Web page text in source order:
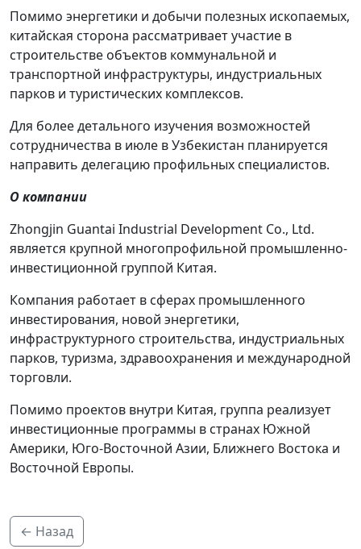
Помимо энергетики и добычи полезных ископаемых,
китайская сторона рассматривает участие в
строительстве объектов коммунальной и
транспортной инфраструктуры, индустриальных
парков и туристических комплексов.
Для более детального изучения возможностей
сотрудничества в июле в Узбекистан планируется
направить делегацию профильных специалистов.
О компании
Zhongjin Guantai Industrial Development Co., Ltd.
является крупной многопрофильной промышленно-
инвестиционной группой Китая.
Компания работает в сферах промышленного
инвестирования, новой энергетики,
инфраструктурного строительства, индустриальных
парков, туризма, здравоохранения и международной
торговли.
Помимо проектов внутри Китая, группа реализует
инвестиционные программы в странах Южной
Америки, Юго-Восточной Азии, Ближнего Востока и
Восточной Европы.
← Назад